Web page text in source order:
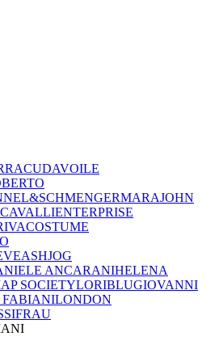
VOILE
MARAJOHN
ENTERPRISE
COSTUME
ASHJOG
ANCARANIHELENA
SOCIETYLORIBLUGIOVANNI
FABIANILONDON
FRAU